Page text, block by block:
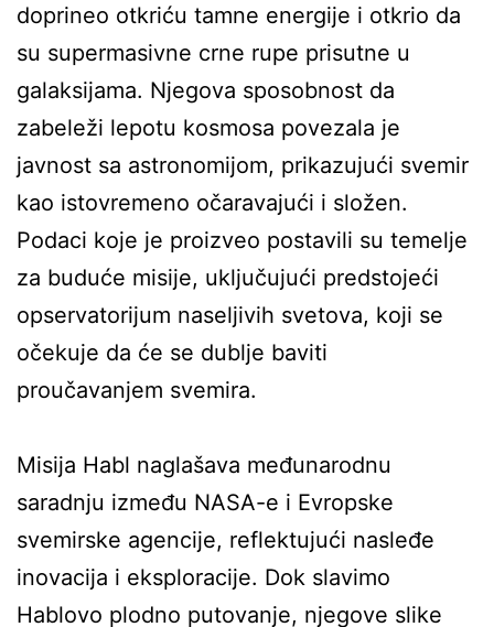
doprineo otkriću tamne energije i otkrio da
su supermasivne crne rupe prisutne u
galaksijama. Njegova sposobnost da
zabeleži lepotu kosmosa povezala je
javnost sa astronomijom, prikazujući svemir
kao istovremeno očaravajući i složen.
Podaci koje je proizveo postavili su temelje
za buduće misije, uključujući predstojeći
opservatorijum naseljivih svetova, koji se
očekuje da će se dublje baviti
proučavanjem svemira.
Misija Habl naglašava međunarodnu
saradnju između NASA-e i Evropske
svemirske agencije, reflektujući nasleđe
inovacija i eksploracije. Dok slavimo
Hablovo plodno putovanje, njegove slike